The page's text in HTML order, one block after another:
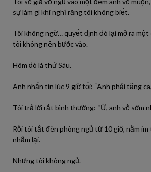
sự làm gì khi nghĩ rằng tôi không biết.
Tôi không ngờ… quyết định đó lại mở ra một
tôi không nên bước vào.
Hôm đó là thứ Sáu.
Anh nhắn tin lúc 9 giờ tối: “Anh phải tăng
Tôi trả lời rất bình thường: “Ừ, anh về sớm
Rồi tôi tắt đèn phòng ngủ từ 10 giờ, nằm
nhắm lại.
Nhưng tôi không ngủ.